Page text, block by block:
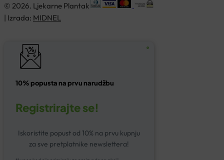
© 2026. Ljekarne Plantak
| Izrada: MIDNEL
10% popusta na prvu narudžbu
Registrirajte se!
Iskoristite popust od 10% na prvu kupnju
za sve pretplatnike newslettera!